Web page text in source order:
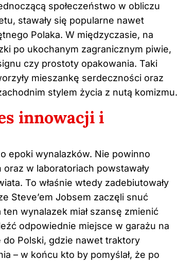
społeczeństwo w obliczu
stawały się popularne nawet
Polaka. W międzyczasie, na
po ukochanym zagranicznym piwie,
czy prostoty opakowania. Taki
mieszankę serdeczności oraz
stylem życia z nutą komizmu.
innowacji i
epoki wynalazków. Nie powinno
w laboratoriach powstawały
To właśnie wtedy zadebiutowały
Steve’em Jobsem zaczęli snuć
wynalazek miał szansę zmienić
odpowiednie miejsce w garażu na
do Polski, gdzie nawet traktory
– w końcu kto by pomyślał, że po